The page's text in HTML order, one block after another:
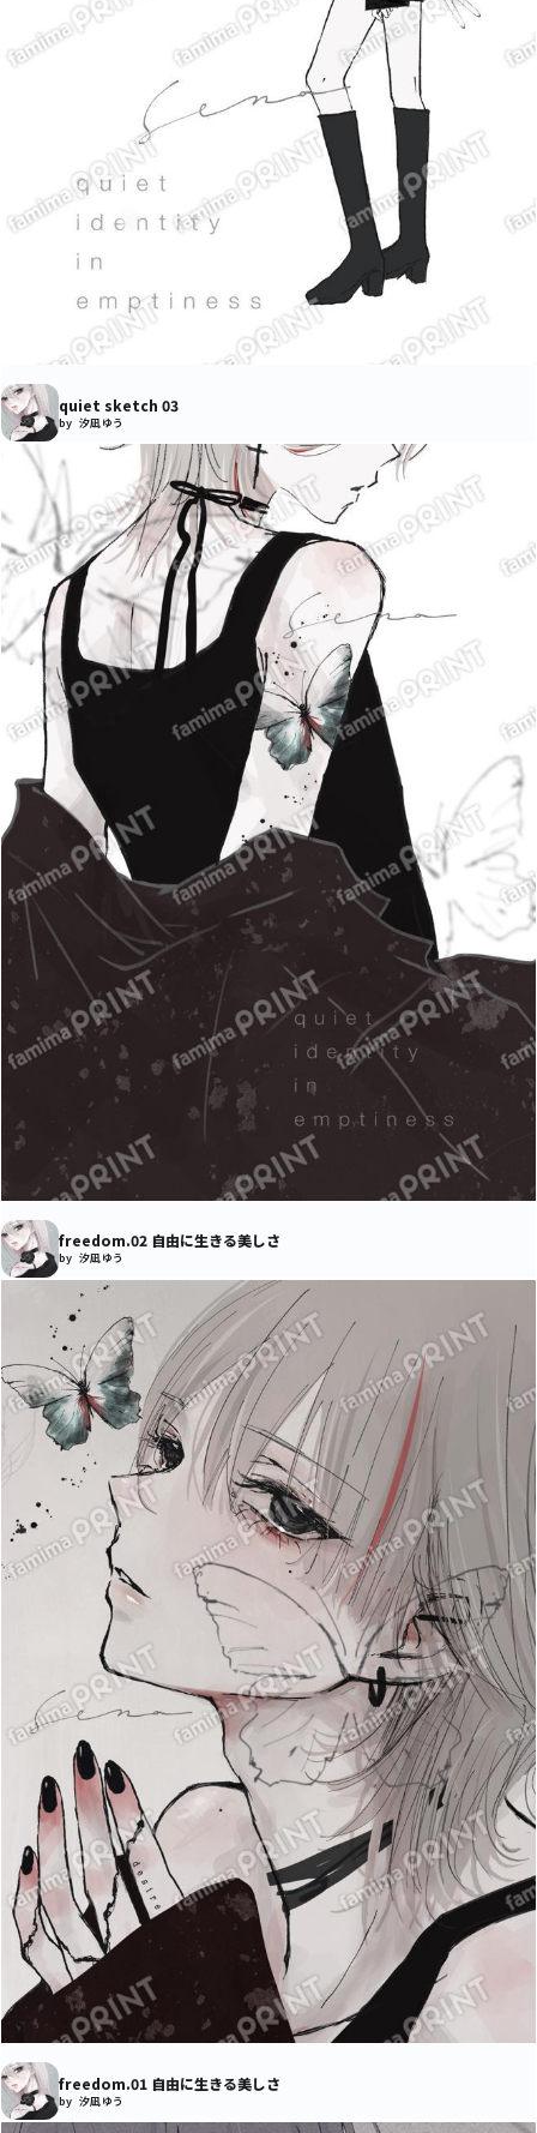
quiet sketch 03
by 汐凪 ゆう
freedom.02 自由に生きる美しさ
by 汐凪 ゆう
freedom.01 自由に生きる美しさ
by 汐凪 ゆう